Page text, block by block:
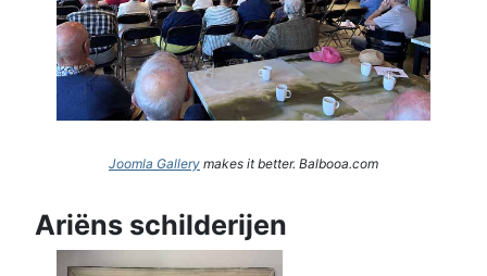
Joomla Gallery makes it better. Balbooa.com
Ariëns schilderijen